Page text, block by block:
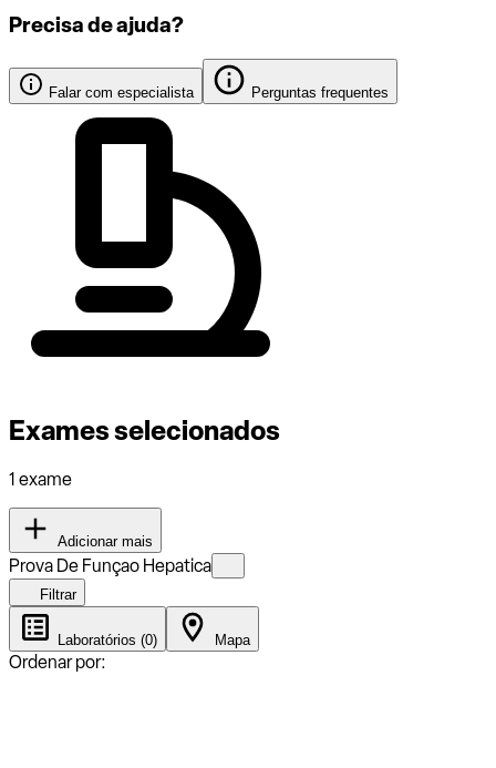
Precisa de ajuda?
Falar com especialista Perguntas frequentes
Exames selecionados
1 exame
Adicionar mais
Prova De Funçao Hepatica
Filtrar
Laboratórios (0) Mapa
Ordenar por: